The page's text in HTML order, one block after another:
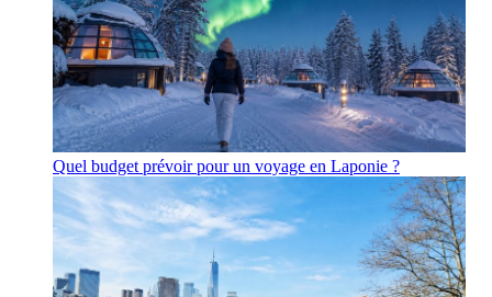
Quel budget prévoir pour un voyage en Laponie ?